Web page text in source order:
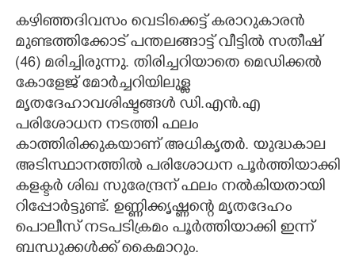
കഴിഞ്ഞദിവസം വെടിക്കെട്ട് കരാറുകാരൻ
മുണ്ടത്തിക്കോട് പന്തലങ്ങാട്ട് വീട്ടിൽ സതീഷ്
(46) മരിച്ചിരുന്നു. തിരിച്ചറിയാതെ മെഡിക്കൽ
കോളേജ് മോർച്ചറിയിലുള്ള
മൃതദേഹാവശിഷ്ടങ്ങൾ ഡി.എൻ.എ
പരിശോധന നടത്തി ഫലം
കാത്തിരിക്കുകയാണ് അധികൃതർ. യുദ്ധകാല
അടിസ്ഥാനത്തിൽ പരിശോധന പൂർത്തിയാക്കി
കളക്ടർ ശിഖ സുരേന്ദ്രന് ഫലം നൽകിയതായി
റിപ്പോർട്ടുണ്ട്. ഉണ്ണിക്കൃഷ്ണന്റെ മൃതദേഹം
പൊലീസ് നടപടിക്രമം പൂർത്തിയാക്കി ഇന്ന്
ബന്ധുക്കൾക്ക് കൈമാറും.